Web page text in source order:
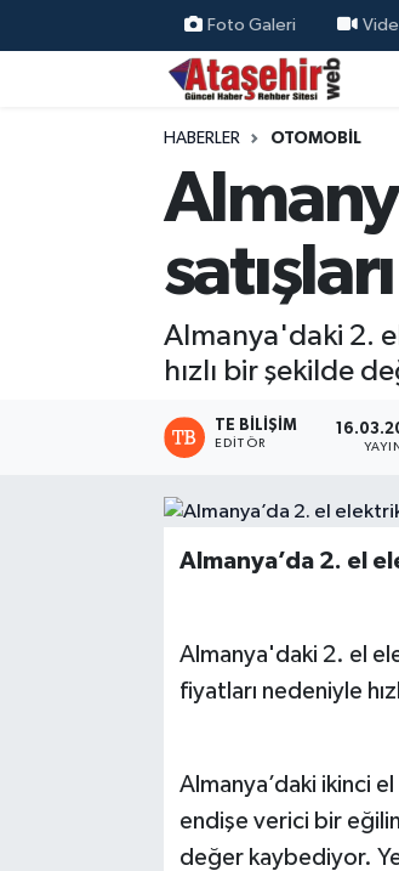
Foto Galeri
HABERLER OTOMOBİL
Almanya'daki 2.
hızlı bir şekilde
TE BILIŞIM
EDITÖR
Almanya’da 2. el
Almanya'daki 2. el
fiyatları nedeniyle
Almanya’daki ikinci
endişe verici bir
değer kaybediyor.
Hava Durumu
Süper Lig Puan Durumu ve Fikstür
Tüm Manşetler
Son Dakika Haberleri